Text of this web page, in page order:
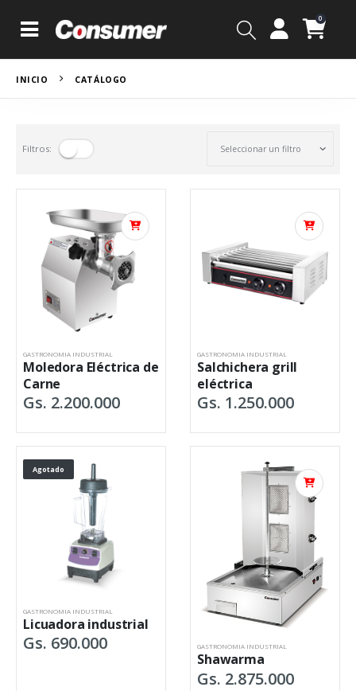
0
INICIO CATÁLOGO
Filtros:
GASTRONOMIA INDUSTRIAL
Moledora Eléctrica de
Carne
Gs. 2.200.000
GASTRONOMIA INDUSTRIAL
Salchichera grill
eléctrica
Gs. 1.250.000
Agotado
GASTRONOMIA INDUSTRIAL
Licuadora industrial
Gs. 690.000 GASTRONOMIA INDUSTRIAL
Shawarma
Gs. 2.875.000